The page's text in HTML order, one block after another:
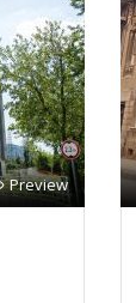
Preview